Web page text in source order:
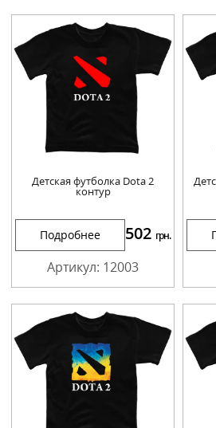
Детская футболка Dota 2
контур
Подробнее 502 грн.
Артикул: 12003